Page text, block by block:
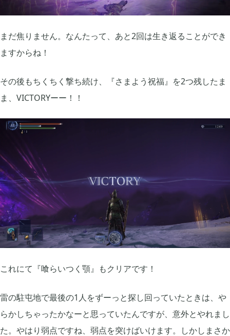
まだ焦りません。なんたって、あと2回は生き返ることができ
ますからね！
その後もちくちく撃ち続け、『さまよう祝福』を2つ残したま
ま、VICTORYーー！！
これにて『喰らいつく顎』もクリアです！
雷の駐屯地で最後の1人をずーっと探し回っていたときは、や
らかしちゃったかなーと思っていたんですが、意外とやれまし
た。やはり弱点ですね、弱点を突けばいけます。しかしまさか